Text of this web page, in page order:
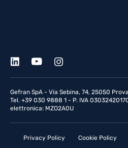
Gefran SpA - Via Sebina, 74, 25050
Tel. +39 030 9888 1 - P. IVA
elettronica: MZO2A0U
Privacy Policy Cookie Policy